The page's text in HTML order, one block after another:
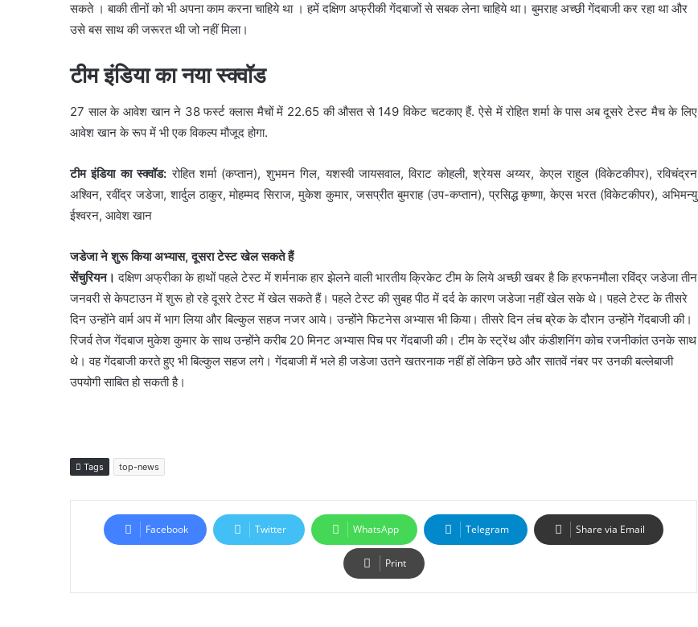
सकते । बाकी तीनों को भी अपना काम करना चाहिये था । हमें दक्षिण अफ्रीकी गेंदबाजों से सबक लेना चाहिये था। बुमराह अच्छी गेंदबाजी कर रहा था और
उसे बस साथ की जरूरत थी जो नहीं मिला।
टीम इंडिया का नया स्क्वॉड
27 साल के आवेश खान ने 38 फर्स्ट क्लास मैचों में 22.65 की औसत से 149 विकेट चटकाए हैं. ऐसे में रोहित शर्मा के पास अब दूसरे टेस्ट मैच के लिए
आवेश खान के रूप में भी एक विकल्प मौजूद होगा.
टीम इंडिया का स्क्वॉड: रोहित शर्मा (कप्तान), शुभमन गिल, यशस्वी जायसवाल, विराट कोहली, श्रेयस अय्यर, केएल राहुल (विकेटकीपर), रविचंद्रन
अश्विन, रवींद्र जडेजा, शार्दुल ठाकुर, मोहम्मद सिराज, मुकेश कुमार, जसप्रीत बुमराह (उप-कप्तान), प्रसिद्ध कृष्णा, केएस भरत (विकेटकीपर), अभिमन्यु
ईश्वरन, आवेश खान
जडेजा ने शुरू किया अभ्यास, दूसरा टेस्ट खेल सकते हैं
सेंचुरियन।दक्षिण अफ्रीका के हाथों पहले टेस्ट में शर्मनाक हार झेलने वाली भारतीय क्रिकेट टीम के लिये अच्छी खबर है कि हरफनमौला रविंद्र जडेजा तीन
जनवरी से केपटाउन में शुरू हो रहे दूसरे टेस्ट में खेल सकते हैं। पहले टेस्ट की सुबह पीठ में दर्द के कारण जडेजा नहीं खेल सके थे। पहले टेस्ट के तीसरे
दिन उन्होंने वार्म अप में भाग लिया और बिल्कुल सहज नजर आये। उन्होंने फिटनेस अभ्यास भी किया। तीसरे दिन लंच ब्रेक के दौरान उन्होंने गेंदबाजी की।
रिजर्व तेज गेंदबाज मुकेश कुमार के साथ उन्होंने करीब 20 मिनट अभ्यास पिच पर गेंदबाजी की। टीम के स्ट्रेंथ और कंडीशनिंग कोच रजनीकांत उनके साथ
थे। वह गेंदबाजी करते हुए भी बिल्कुल सहज लगे। गेंदबाजी में भले ही जडेजा उतने खतरनाक नहीं हों लेकिन छठे और सातवें नंबर पर उनकी बल्लेबाजी
उपयोगी साबित हो सकती है।
Tags top-news
Facebook Twitter WhatsApp Telegram Share via Email
Print